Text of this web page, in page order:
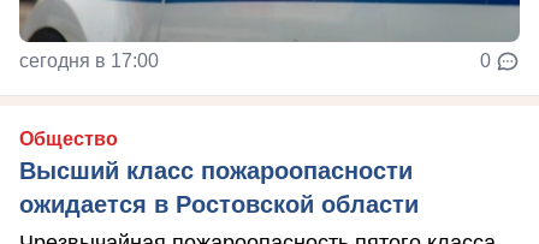
сегодня в 17:00 0
Общество
Высший класс пожароопасности
ожидается в Ростовской области